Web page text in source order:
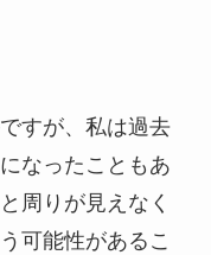
すが、私は過去
なったこともあ
周りが見えなく
可能性があるこ